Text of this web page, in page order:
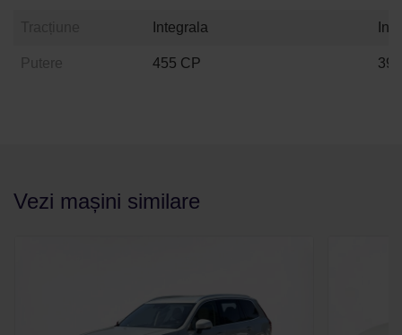
Putere
Integrala
455 CP
Vezi mașini similare